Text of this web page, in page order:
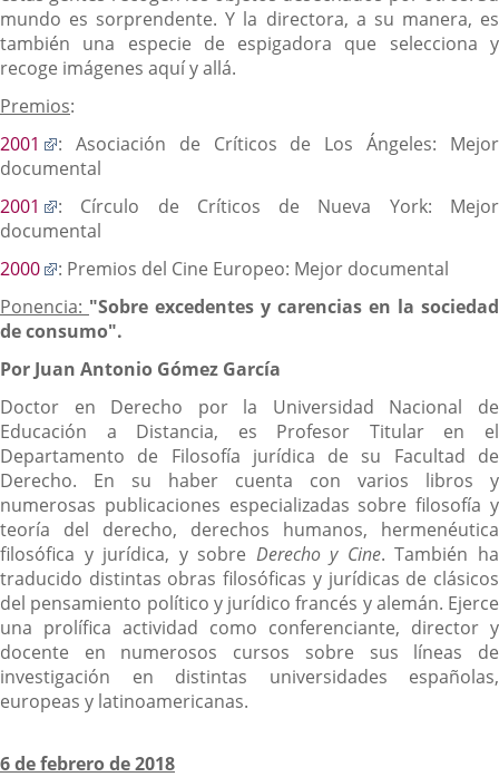
mundo es sorprendente. Y la directora, a su manera, es
también una especie de espigadora que selecciona y
recoge imágenes aquí y allá.
Premios:
2001
Enlace
a
aplicación
externa.
: Asociación de Críticos de Los Ángeles: Mejor
documental
2001
Enlace
a
aplicación
externa.
: Círculo de Críticos de Nueva York: Mejor
documental
2000
Enlace
una
aplicación
externa.
: Premios del Cine Europeo: Mejor documental
Ponencia: "Sobre excedentes y carencias en la sociedad
de consumo".
Por Juan Antonio Gómez García
Doctor en Derecho por la Universidad Nacional de
Educación a Distancia, es Profesor Titular en el
Departamento de Filosofía jurídica de su Facultad de
Derecho. En su haber cuenta con varios libros y
numerosas publicaciones especializadas sobre filosofía y
teoría del derecho, derechos humanos, hermenéutica
filosófica y jurídica, y sobre Derecho y Cine. También ha
traducido distintas obras filosóficas y jurídicas de clásicos
del pensamiento político y jurídico francés y alemán. Ejerce
una prolífica actividad como conferenciante, director y
docente en numerosos cursos sobre sus líneas de
investigación en distintas universidades españolas,
europeas y latinoamericanas.
6 de febrero de 2018